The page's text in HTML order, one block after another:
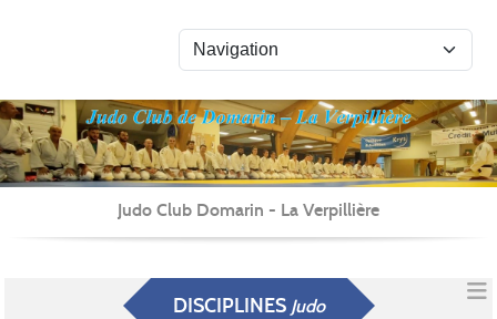
Judo Club Domarin - La Verpillière
DISCIPLINES Judo